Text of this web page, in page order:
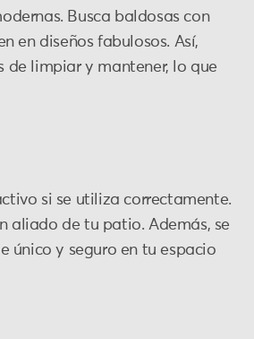
Busca baldosas con
en diseños fabulosos. Así,
de limpiar y mantener, lo que
si se utiliza correctamente.
aliado de tu patio. Además, se
único y seguro en tu espacio